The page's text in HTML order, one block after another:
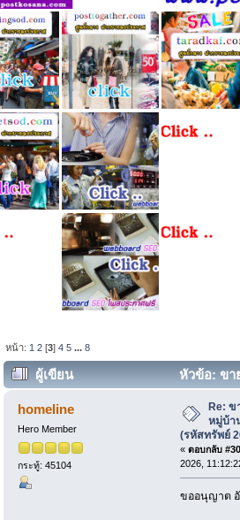
หน้า: 1 2 [3]4 5 ...8
ผู้เขียน
หัวข้อ: ขา
สัตหีบ (รหัสทรัพย์ 202616) ต.บางเสร่ (
homeline
Hero Member
กระทู้: 45104
Re: ข
หมู่บ้า
(รหัสทรัพย์
« ตอบกลับ
2026,
ขออนุญาต